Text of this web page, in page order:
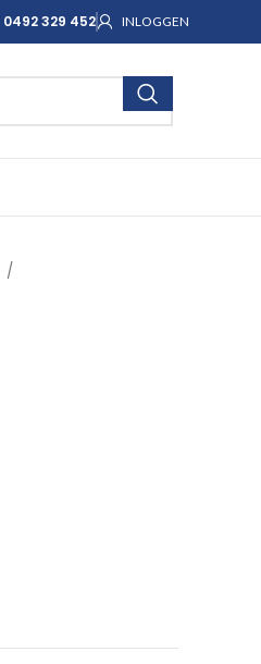
0492 329 452 INLOGGEN